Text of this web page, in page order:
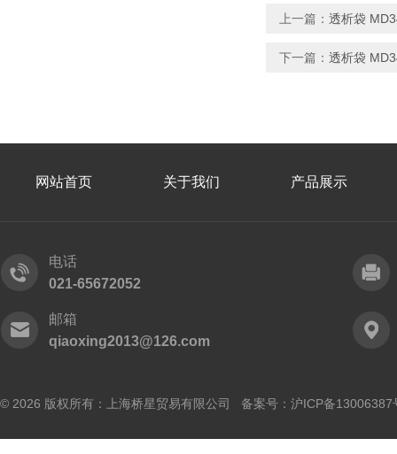
上一篇： 透析袋
下一篇： 透析袋
网站首页 关于我们 产品展示
电话
021-65672052
邮箱
qiaoxing2013@126.com
© 2026 版权所有：上海桥星贸易有限公司 备案号： 沪ICP备13006387